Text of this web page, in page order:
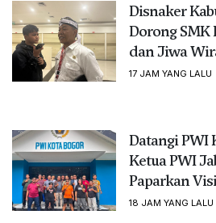
Disnaker
Dorong SMK
dan Jiwa
17 JAM YANG LALU
Datangi PWI
Ketua PWI
Paparkan
18 JAM YANG LALU